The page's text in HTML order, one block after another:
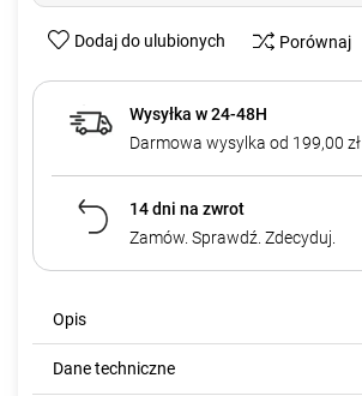
Dodaj do ulubionych Porównaj
Wysyłka w 24-48H
Darmowa wysylka od 199,00 zł
14 dni na zwrot
Zamów. Sprawdź. Zdecyduj.
Opis
Dane techniczne